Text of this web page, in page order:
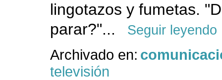
lingotazos y fumetas.
parar?"...
Seguir leyendo
Archivado en:
televisión